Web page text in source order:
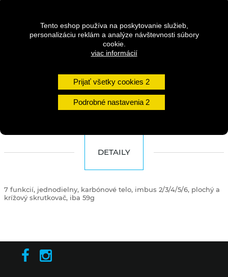
Tento eshop používa na poskytovanie služieb,
personalizáciu reklám a analýze návštevnosti súbory
cookie.
viac informácií
Prijať všetky cookies
Podrobné nastavenia
Dostupnosť: Na dotaz
DO KOŠÍKA
DETAILY
7 funkcií, jednodielny, karbónové telo, imbus 2/3/4/5/6, plochý a
krížový skrutkovač, iba 59g